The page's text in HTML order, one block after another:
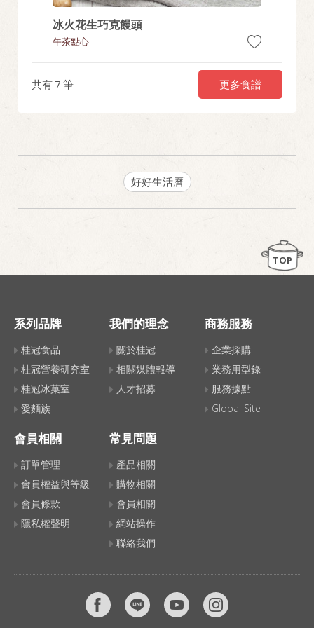
冰火花生巧克饅頭
午茶點心
共有 7 筆 更多食譜
好好生活曆
TOP
系列品牌
桂冠食品
桂冠營養研究室
桂冠冰菓室
愛麵族
我們的理念
關於桂冠
相關媒體報導
人才招募
商務服務
企業採購
業務用型錄
服務據點
Global Site
會員相關
訂單管理
會員權益與等級
會員條款
隱私權聲明
常見問題
產品相關
購物相關
會員相關
網站操作
聯絡我們